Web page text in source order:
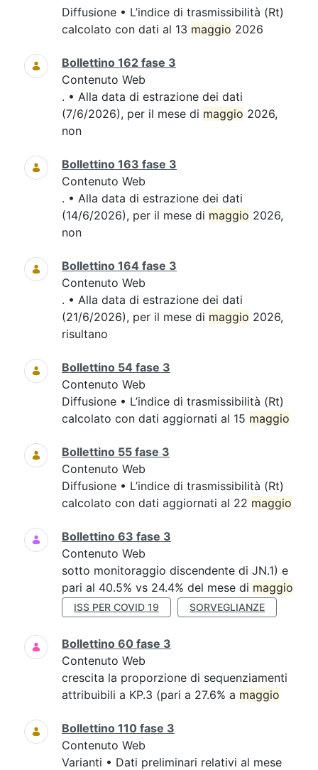
Diffusione • L’indice di trasmissibilità (Rt)
calcolato con dati al 13 maggio 2026
Bollettino 162 fase 3
Contenuto Web
. • Alla data di estrazione dei dati
(7/6/2026), per il mese di maggio 2026,
non
Bollettino 163 fase 3
Contenuto Web
. • Alla data di estrazione dei dati
(14/6/2026), per il mese di maggio 2026,
non
Bollettino 164 fase 3
Contenuto Web
. • Alla data di estrazione dei dati
(21/6/2026), per il mese di maggio 2026,
risultano
Bollettino 54 fase 3
Contenuto Web
Diffusione • L’indice di trasmissibilità (Rt)
calcolato con dati aggiornati al 15 maggio
Bollettino 55 fase 3
Contenuto Web
Diffusione • L’indice di trasmissibilità (Rt)
calcolato con dati aggiornati al 22 maggio
Bollettino 63 fase 3
Contenuto Web
sotto monitoraggio discendente di JN.1) e
pari al 40.5% vs 24.4% del mese di maggio
ISS PER COVID 19 SORVEGLIANZE
Bollettino 60 fase 3
Contenuto Web
crescita la proporzione di sequenziamenti
attribuibili a KP.3 (pari a 27.6% a maggio
Bollettino 110 fase 3
Contenuto Web
Varianti • Dati preliminari relativi al mese